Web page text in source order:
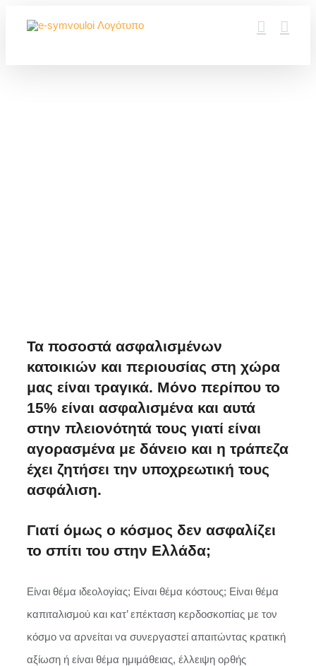
Τα ποσοστά ασφαλισμένων
κατοικιών και περιουσίας στη χώρα
μας είναι τραγικά. Μόνο περίπου το
15% είναι ασφαλισμένα και αυτά
στην πλειονότητά τους γιατί είναι
αγορασμένα με δάνειο και η τράπεζα
έχει ζητήσει την υποχρεωτική τους
ασφάλιση.
Γιατί όμως ο κόσμος δεν ασφαλίζει
το σπίτι του στην Ελλάδα;
Είναι θέμα ιδεολογίας; Είναι θέμα κόστους; Είναι θέμα
καπιταλισμού και κατ’ επέκταση κερδοσκοπίας με τον
κόσμο να αρνείται να συνεργαστεί απαιτώντας κρατική
αξίωση ή είναι θέμα ημιμάθειας, έλλειψη ορθής